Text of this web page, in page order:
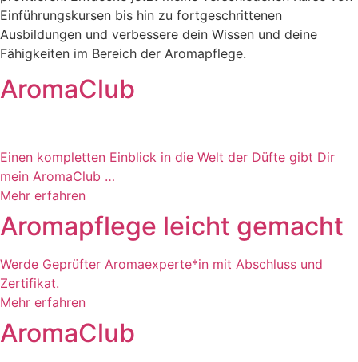
Einführungskursen bis hin zu fortgeschrittenen
Ausbildungen und verbessere dein Wissen und deine
Fähigkeiten im Bereich der Aromapflege.
AromaClub
Einen kompletten Einblick in die Welt der Düfte gibt Dir
mein AromaClub …
Mehr erfahren
Aromapflege leicht gemacht
Werde Geprüfter Aromaexperte*in mit Abschluss und
Zertifikat.
Mehr erfahren
AromaClub